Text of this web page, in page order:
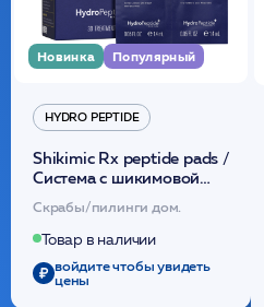
Новинка Популярный
HYDRO PEPTIDE
Shikimic Rx peptide pads /
Cистема с шикимовой
кислотой обновляющая
(30шт) /HP
Скрабы/пилинги дом.
Товар в наличии
войдите чтобы увидеть
цены